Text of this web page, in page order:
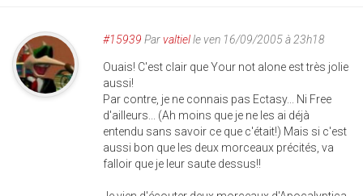
#15939 Parvaltielle ven 16/09/2005 à 23h18
Ouais! C'est clair que Your not alone est très jolie
aussi!
Par contre, je ne connais pas Ectasy... Ni Free
d'ailleurs... (Ah moins que je ne les ai déjà
entendu sans savoir ce que c'était!) Mais si c'est
aussi bon que les deux morceaux précités, va
falloir que je leur saute dessus!!